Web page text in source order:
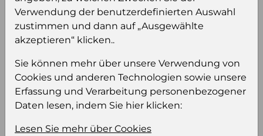
Verkaufseinheit
Kt6
Verkaufseinheit 96
Konsumeinheit Fl
Stückzahl pro
Palette
576
Verwendung der benutzerdefinierten Auswahl
zustimmen und dann auf „Ausgewählte
akzeptieren“ klicken..
Sie können mehr über unsere Verwendung von
Cookies und anderen Technologien sowie unsere
Erfassung und Verarbeitung personenbezogener
Daten lesen, indem Sie hier klicken:
Lesen Sie mehr über Cookies